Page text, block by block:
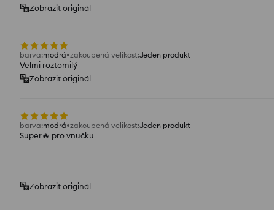
Zobrazit originál
barva:modrá zakoupená velikost:Jeden produkt
Velmi roztomilý
Zobrazit originál
barva:modrá zakoupená velikost:Jeden produkt
Super🔥 pro vnučku
Zobrazit originál